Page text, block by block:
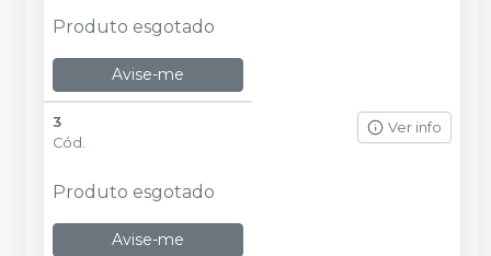
Produto esgotado
Avise-me
3
Cód.
Ver info
Produto esgotado
Avise-me